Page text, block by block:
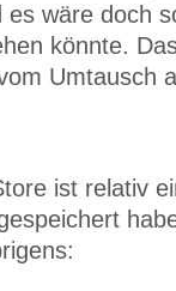
wäre doch
könnte.
Umtausch
ist relativ